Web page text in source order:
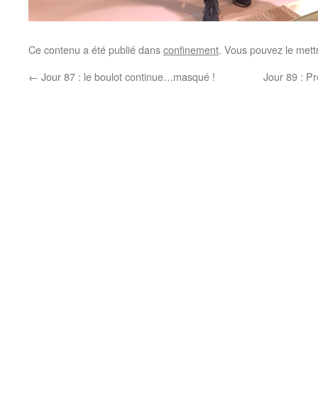
Ce contenu a été publié dansconfinement. Vous pouvez le
← Jour 87 : le boulot continue…masqué ! Jour 89 :